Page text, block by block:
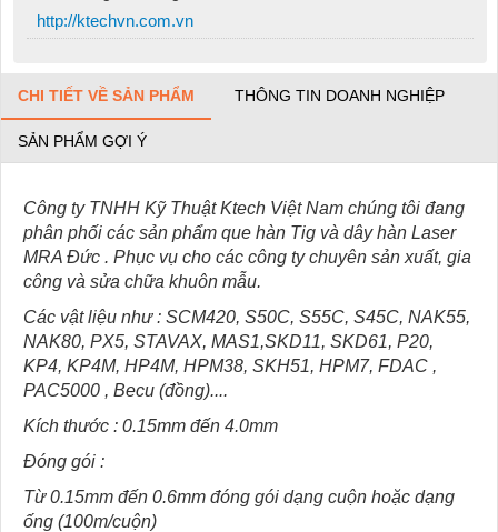
http://ktechvn.com.vn
CHI TIẾT VỀ SẢN PHẨM THÔNG TIN DOANH NGHIỆP
SẢN PHẨM GỢI Ý
Công ty TNHH Kỹ Thuật Ktech Việt Nam chúng tôi đang
phân phối các sản phẩm que hàn Tig và dây hàn Laser
MRA Đức . Phục vụ cho các công ty chuyên sản xuất, gia
công và sửa chữa khuôn mẫu.
Các vật liệu như : SCM420, S50C, S55C, S45C, NAK55,
NAK80, PX5, STAVAX, MAS1,SKD11, SKD61, P20,
KP4, KP4M, HP4M, HPM38, SKH51, HPM7, FDAC ,
PAC5000 , Becu (đồng)....
Kích thước : 0.15mm đến 4.0mm
Đóng gói :
Từ 0.15mm đến 0.6mm đóng gói dạng cuộn hoặc dạng
ống (100m/cuộn)